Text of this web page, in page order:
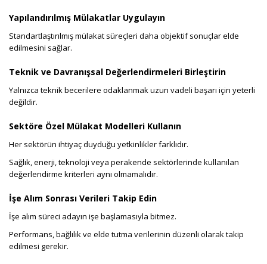
Yapılandırılmış Mülakatlar Uygulayın
Standartlaştırılmış mülakat süreçleri daha objektif sonuçlar elde
edilmesini sağlar.
Teknik ve Davranışsal Değerlendirmeleri Birleştirin
Yalnızca teknik becerilere odaklanmak uzun vadeli başarı için yeterli
değildir.
Sektöre Özel Mülakat Modelleri Kullanın
Her sektörün ihtiyaç duyduğu yetkinlikler farklıdır.
Sağlık, enerji, teknoloji veya perakende sektörlerinde kullanılan
değerlendirme kriterleri aynı olmamalıdır.
İşe Alım Sonrası Verileri Takip Edin
İşe alım süreci adayın işe başlamasıyla bitmez.
Performans, bağlılık ve elde tutma verilerinin düzenli olarak takip
edilmesi gerekir.